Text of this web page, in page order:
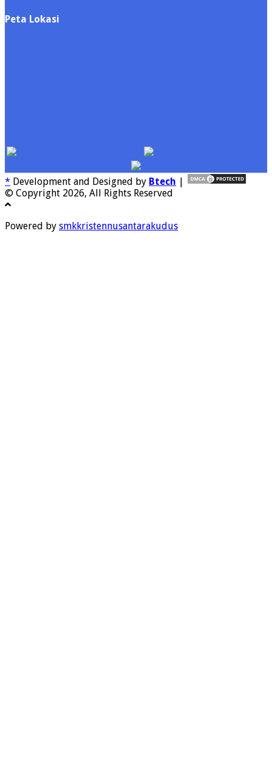
Peta Lokasi
* Development and Designed by Btech |
© Copyright 2026, All Rights Reserved
Powered by smkkristennusantarakudus